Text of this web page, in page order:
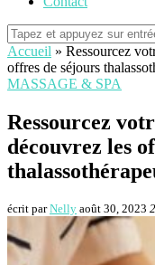
Accueil » Ressourcez
offres de séjours
MASSAGE & SPA
Ressourcez
découvrez les
écrit parNelly août 30, 2023